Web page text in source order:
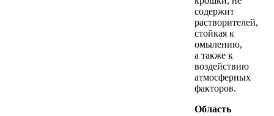
содержит
растворителей,
стойкая к
омылению,
а также к
воздействию
атмосферных
факторов.
Область